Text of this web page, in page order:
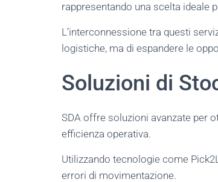
rappresentando una scelta ideale
L’interconnessione tra questi
logistiche, ma di espandere le
Soluzioni di
SDA offre soluzioni avanzate per
efficienza operativa.
Utilizzando tecnologie come
errori di movimentazione.